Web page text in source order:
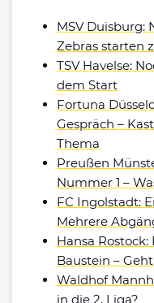
MSV Duisburg:
Zebras starten
TSV Havelse:
dem Start
Fortuna
Gespräch –
Thema
Preußen
Nummer 1 –
FC Ingolstadt:
Mehrere
Hansa
Baustein –
Waldhof
in die 2. Liga?